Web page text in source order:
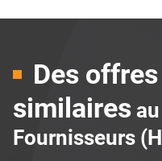
Des
similaires
Fournisseurs